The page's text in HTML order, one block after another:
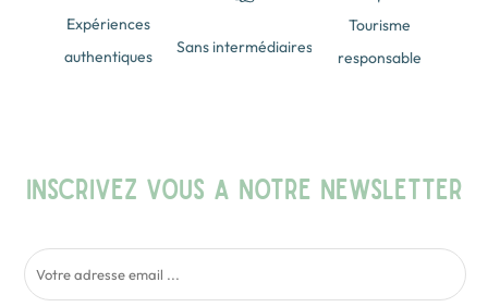
Expériences
authentiques
Sans intermédiaires
Tourisme
responsable
INSCRIVEZ VOUS A NOTRE NEWSLETTER